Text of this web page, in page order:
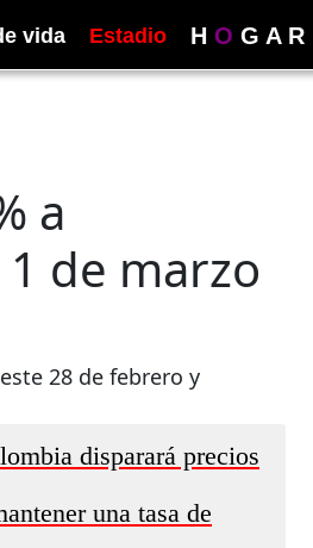
vida Estadio H O G A R
a
de marzo
28 de febrero y
disparará precios
una tasa de